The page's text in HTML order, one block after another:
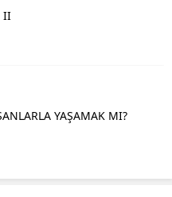
II
YAŞAMAK MI?